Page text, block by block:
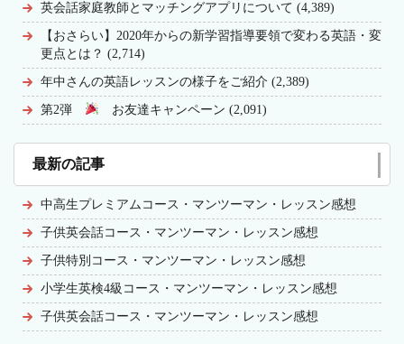
英会話家庭教師とマッチングアプリについて (4,389)
【おさらい】2020年からの新学習指導要領で変わる英語・変
更点とは？ (2,714)
年中さんの英語レッスンの様子をご紹介 (2,389)
第2弾 お友達キャンペーン (2,091)
最新の記事
中高生プレミアムコース・マンツーマン・レッスン感想
子供英会話コース・マンツーマン・レッスン感想
子供特別コース・マンツーマン・レッスン感想
小学生英検4級コース・マンツーマン・レッスン感想
子供英会話コース・マンツーマン・レッスン感想